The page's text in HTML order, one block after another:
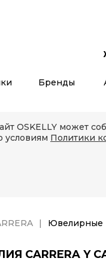
Бренды
OSKELLY может
условиям Политики
Ювелирные
CARRERA Y